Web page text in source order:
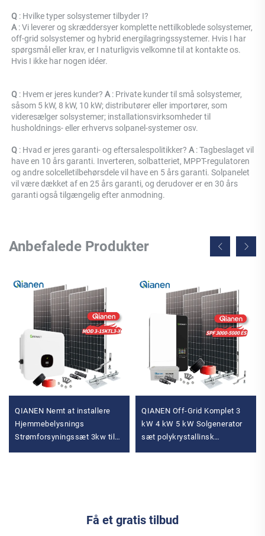
Q : Hvilke typer solsystemer tilbyder I?
A : Vi leverer og skræddersyer komplette nettilkoblede solsystemer,
off-grid solsystemer og hybrid energilagringssystemer. Hvis I har
spørgsmål eller krav, er I naturligvis velkomne til at kontakte os.
Hvis I ikke har nogen idéer.
Q : Hvem er jeres kunder? A : Private kunder til små solsystemer,
såsom 5 kW, 8 kW, 10 kW; distributører eller importører, som
videresælger solsystemer; installationsvirksomheder til
husholdnings- eller erhvervs solpanel-systemer osv.
Q : Hvad er jeres garanti- og eftersalespolitikker? A : Tagbeslaget vil
have en 10 års garanti. Inverteren, solbatteriet, MPPT-regulatoren
og andre solcelletilbehørsdele vil have en 5 års garanti. Solpanelet
vil være dækket af en 25 års garanti, og derudover er en 30 års
garanti også tilgængelig efter anmodning.
Anbefalede Produkter
QIANEN Nemt at installere
Hjemmebelysnings
Strømforsyningssæt 3kw til
QIANEN Off-Grid Komplet 3
kW 4 kW 5 kW Solgenerator
sæt polykrystallinsk
Få et gratis tilbud